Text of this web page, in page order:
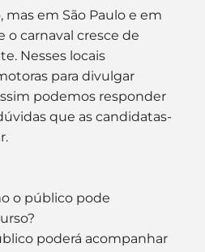
mas em São Paulo e em
o carnaval cresce de
Nesses locais
para divulgar
podemos responder
que as candidatas-
o público pode
poderá acompanhar